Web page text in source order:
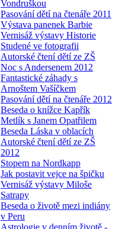
Vondruškou
Pasování dětí na čtenáře 2011
Výstava panenek Barbie
Vernisáž výstavy Historie
Studené ve fotografii
Autorské čtení dětí ze ZŠ
Noc s Andersenem 2012
Fantastické záhady s
Arnoštem Vašíčkem
Pasování dětí na čtenáře 2012
Beseda o knížce Kapřík
Metlík s Janem Opatřilem
Beseda Láska v oblacích
Autorské čtení dětí ze ZŠ
2012
Stopem na Nordkapp
Jak postavit vejce na špičku
Vernisáž výstavy Miloše
Satrapy
Beseda o životě mezi indiány
v Peru
Astrologie v denním životě -